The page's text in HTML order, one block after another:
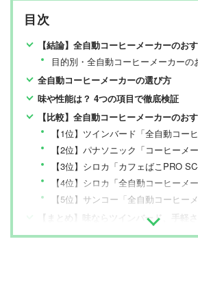
目次
【結論】全自動コーヒーメーカーのおすすめはツイン
目的別・全自動コーヒーメーカーの
全自動コーヒーメーカーの選び方
味や性能は？ 4つの項目で徹底検証
【比較】全自動コーヒーメーカーのお
【1位】ツインバード「全自動コーヒー
【2位】パナソニック「コーヒーメ
【3位】シロカ「カフェばこPRO
【4位】シロカ「全自動コーヒーメ
【5位】サンコー「全自動コーヒーメー
【まとめ】味ならツインバード、手軽さで